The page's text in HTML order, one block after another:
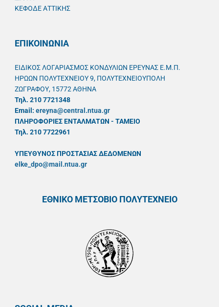
ΚΕΦΟΔΕ ΑΤΤΙΚΗΣ
ΕΠΙΚΟΙΝΩΝΙΑ
ΕΙΔΙΚΟΣ ΛΟΓΑΡΙΑΣΜΟΣ ΚΟΝΔΥΛΙΩΝ ΕΡΕΥΝΑΣ Ε.Μ.Π.
ΗΡΩΩΝ ΠΟΛΥΤΕΧΝΕΙΟΥ 9, ΠΟΛΥΤΕΧΝΕΙΟΥΠΟΛΗ
ΖΩΓΡΑΦΟΥ, 15772 ΑΘΗΝΑ
Τηλ. 210 7721348
Email: ereyna@central.ntua.gr
ΠΛΗΡΟΦΟΡΙΕΣ ΕΝΤΑΛΜΑΤΩΝ - ΤΑΜΕΙΟ
Τηλ. 210 7722961
ΥΠΕΥΘYΝΟΣ ΠΡΟΣΤΑΣΙΑΣ ΔΕΔΟΜΕΝΩΝ
elke_dpo@mail.ntua.gr
ΕΘΝΙΚΟ ΜΕΤΣΟΒΙΟ ΠΟΛΥΤΕΧΝΕΙΟ